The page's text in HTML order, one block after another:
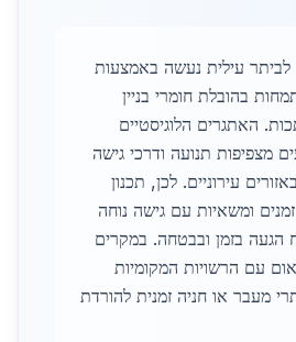
לביתר עילית נעשה באמצעות
בהובלת חומרי בניין
האתגרים הלוגיסטיים
מצפיפות תנועה ודרכי גישה
עירוניים. לכן, תכנון
ומשאיות עם גישה נוחה
הגעה בזמן ובבטחה. במקרים
עם הרשויות המקומיות
מעבר או חניה זמנית להורדת